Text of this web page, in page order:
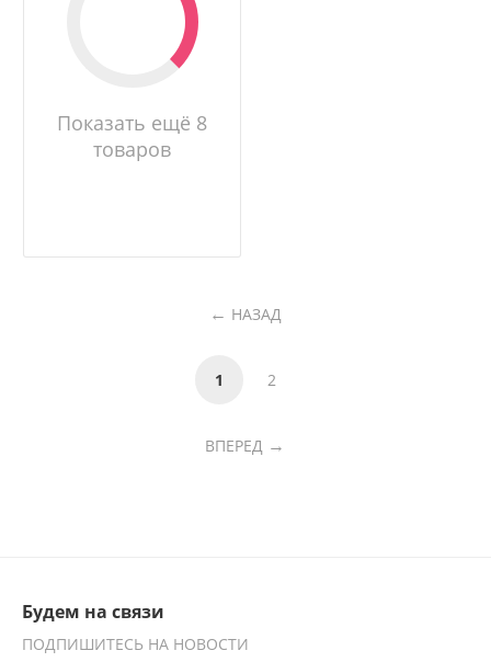
Показать ещё 8
товаров
НАЗАД
1 2
ВПЕРЕД
Будем на связи
ПОДПИШИТЕСЬ НА НОВОСТИ